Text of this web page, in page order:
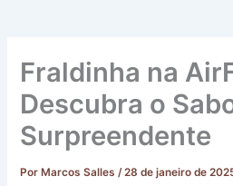
Fraldinha na
Descubra o
Surpreendente
Por Marcos Salles/28 de janeiro de